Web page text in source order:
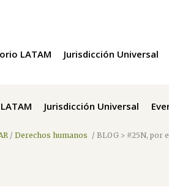
Jurisdicción Universal
LATAM Jurisdicción Universal
/ Derechos humanos / BLOG > #25N, por